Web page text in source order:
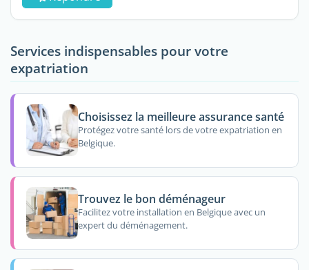
Services indispensables pour votre
expatriation
Choisissez la meilleure assurance santé
Protégez votre santé lors de votre expatriation en
Belgique.
Trouvez le bon déménageur
Facilitez votre installation en Belgique avec un
expert du déménagement.